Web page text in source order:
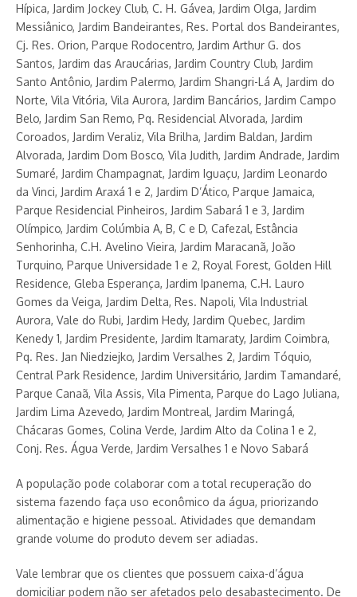
Hípica, Jardim Jockey Club, C. H. Gávea, Jardim Olga, Jardim
Messiânico, Jardim Bandeirantes, Res. Portal dos Bandeirantes,
Cj. Res. Orion, Parque Rodocentro, Jardim Arthur G. dos
Santos, Jardim das Araucárias, Jardim Country Club, Jardim
Santo Antônio, Jardim Palermo, Jardim Shangri-Lá A, Jardim do
Norte, Vila Vitória, Vila Aurora, Jardim Bancários, Jardim Campo
Belo, Jardim San Remo, Pq. Residencial Alvorada, Jardim
Coroados, Jardim Veraliz, Vila Brilha, Jardim Baldan, Jardim
Alvorada, Jardim Dom Bosco, Vila Judith, Jardim Andrade, Jardim
Sumaré, Jardim Champagnat, Jardim Iguaçu, Jardim Leonardo
da Vinci, Jardim Araxá 1 e 2, Jardim D’Ático, Parque Jamaica,
Parque Residencial Pinheiros, Jardim Sabará 1 e 3, Jardim
Olímpico, Jardim Colúmbia A, B, C e D, Cafezal, Estância
Senhorinha, C.H. Avelino Vieira, Jardim Maracanã, João
Turquino, Parque Universidade 1 e 2, Royal Forest, Golden Hill
Residence, Gleba Esperança, Jardim Ipanema, C.H. Lauro
Gomes da Veiga, Jardim Delta, Res. Napoli, Vila Industrial
Aurora, Vale do Rubi, Jardim Hedy, Jardim Quebec, Jardim
Kenedy 1, Jardim Presidente, Jardim Itamaraty, Jardim Coimbra,
Pq. Res. Jan Niedziejko, Jardim Versalhes 2, Jardim Tóquio,
Central Park Residence, Jardim Universitário, Jardim Tamandaré,
Parque Canaã, Vila Assis, Vila Pimenta, Parque do Lago Juliana,
Jardim Lima Azevedo, Jardim Montreal, Jardim Maringá,
Chácaras Gomes, Colina Verde, Jardim Alto da Colina 1 e 2,
Conj. Res. Água Verde, Jardim Versalhes 1 e Novo Sabará
A população pode colaborar com a total recuperação do
sistema fazendo faça uso econômico da água, priorizando
alimentação e higiene pessoal. Atividades que demandam
grande volume do produto devem ser adiadas.
Vale lembrar que os clientes que possuem caixa-d’água
domiciliar podem não ser afetados pelo desabastecimento. De